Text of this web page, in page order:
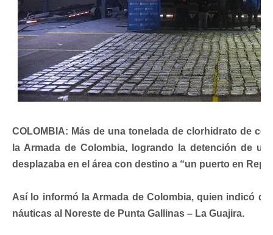
COLOMBIA: Más de una tonelada de clorhidrato de
la Armada de Colombia, logrando la detención de
desplazaba en el área con destino a “un puerto en
Así lo informó la Armada de Colombia, quien indicó
náuticas al Noreste de Punta Gallinas – La Guajira.